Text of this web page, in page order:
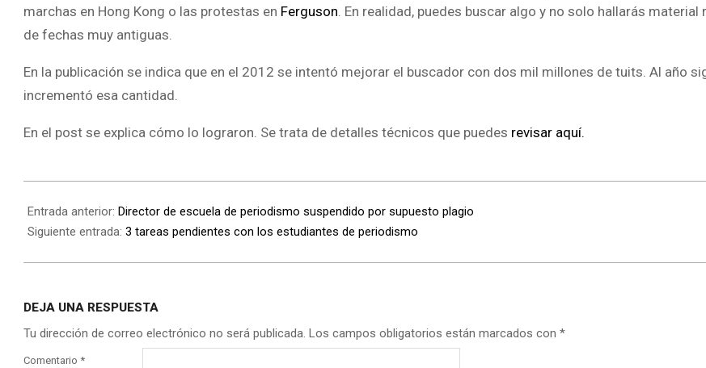
marchas en Hong Kong o las protestas en Ferguson. En realidad, puedes buscar algo y no solo hallarás material
de fechas muy antiguas.
En la publicación se indica que en el 2012 se intentó mejorar el buscador con dos mil millones de tuits. Al año
incrementó esa cantidad.
En el post se explica cómo lo lograron. Se trata de detalles técnicos que puedes revisar aquí.
Entrada anterior: Director de escuela de periodismo suspendido por supuesto plagio
Siguiente entrada: 3 tareas pendientes con los estudiantes de periodismo
DEJA UNA RESPUESTA
Tu dirección de correo electrónico no será publicada. Los campos obligatorios están marcados con *
Comentario *